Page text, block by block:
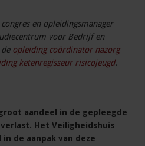
en opleidingsmanager
voor Bedrijf en
opleiding coördinator nazorg
ketenregisseur risicojeugd.
aandeel in de gepleegde
Het Veiligheidshuis
de aanpak van deze